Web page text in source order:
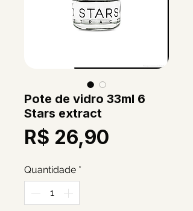
Pote de vidro 33ml 6
Stars extract
R$ 26,90
Quantidade *